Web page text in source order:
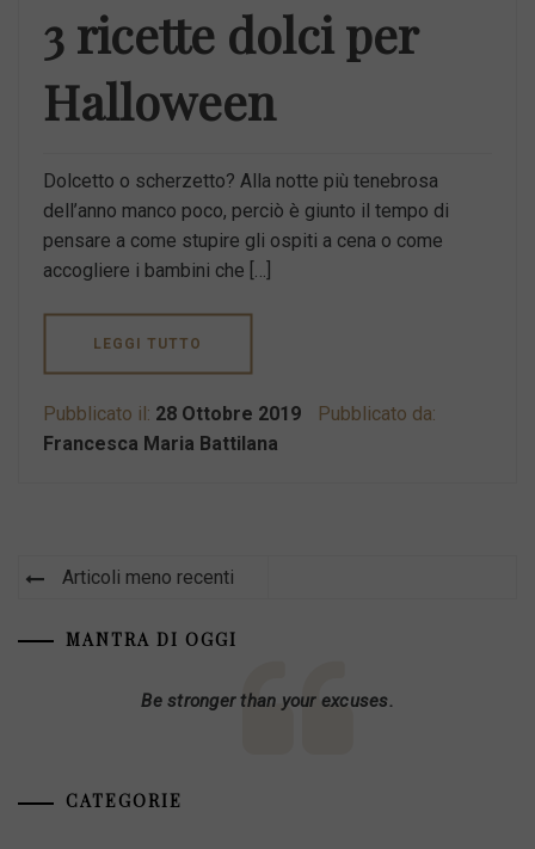
3 ricette dolci per
Halloween
Dolcetto o scherzetto? Alla notte più tenebrosa
dell’anno manco poco, perciò è giunto il tempo di
pensare a come stupire gli ospiti a cena o come
accogliere i bambini che […]
LEGGI TUTTO
Pubblicato il: 28 Ottobre 2019
Pubblicato da:
Francesca Maria Battilana
Navigazione
Articoli meno recenti
MANTRA DI OGGI
Be stronger than your excuses.
CATEGORIE